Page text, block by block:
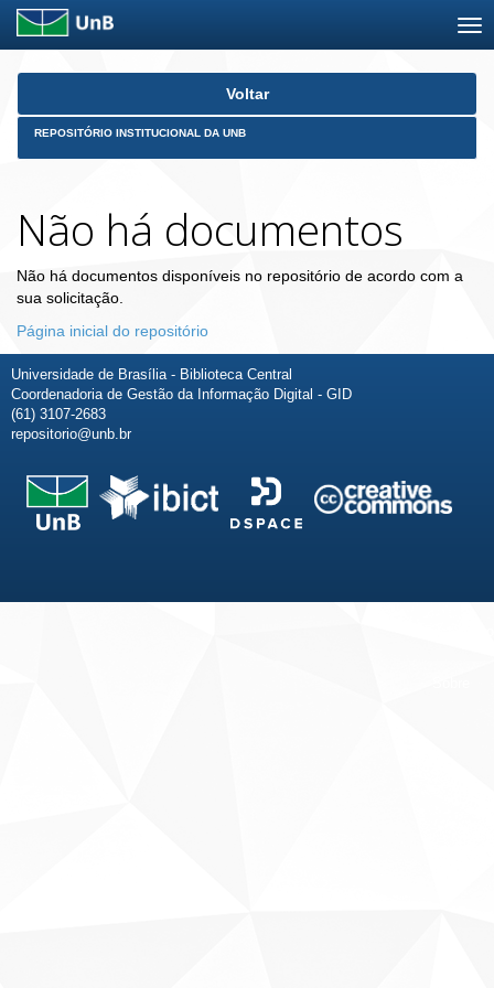
Skip
Voltar
REPOSITÓRIO INSTITUCIONAL DA UNB
Não há documentos
Não há documentos disponíveis no repositório de acordo com a
sua solicitação.
Página inicial do repositório
Universidade de Brasília - Biblioteca Central
Coordenadoria de Gestão da Informação Digital - GID
(61) 3107-2683
repositorio@unb.br